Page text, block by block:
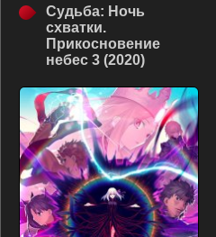
Судьба: Ночь
схватки.
Прикосновение
небес 3 (2020)